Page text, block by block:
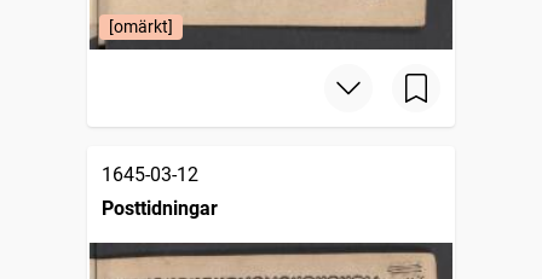
[omärkt]
1645-03-12
Posttidningar